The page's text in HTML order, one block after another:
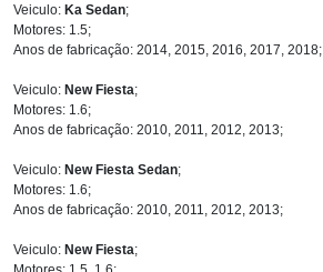
Veiculo: Ka Sedan;
Motores: 1.5;
Anos de fabricação: 2014, 2015, 2016, 2017, 2018;
Veiculo: New Fiesta;
Motores: 1.6;
Anos de fabricação: 2010, 2011, 2012, 2013;
Veiculo: New Fiesta Sedan;
Motores: 1.6;
Anos de fabricação: 2010, 2011, 2012, 2013;
Veiculo: New Fiesta;